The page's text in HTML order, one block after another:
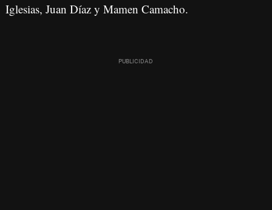
Iglesias, Juan Díaz y Mamen Camacho.